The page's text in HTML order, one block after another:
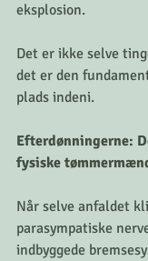
eksplosion.
Det er ikke selve
det er den
plads indeni.
Efterdønningerne:
fysiske
Når selve anfaldet
parasympatiske
indbyggede